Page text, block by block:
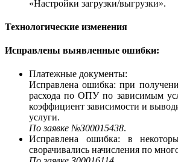
«Настройки загрузки/выгрузки».
Технологические изменения
Исправлены выявленные ошибки:
Платежные документы:
Исправлена ошибка: при
расхода по ОПУ по зависимым
коэффициент зависимости и
услуги.
По заявке №З00015438.
Исправлена ошибка: в
сворачивались начисления по